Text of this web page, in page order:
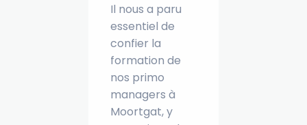
Il nous a paru
essentiel de
confier la
formation de
nos primo
managers à
Moortgat, y